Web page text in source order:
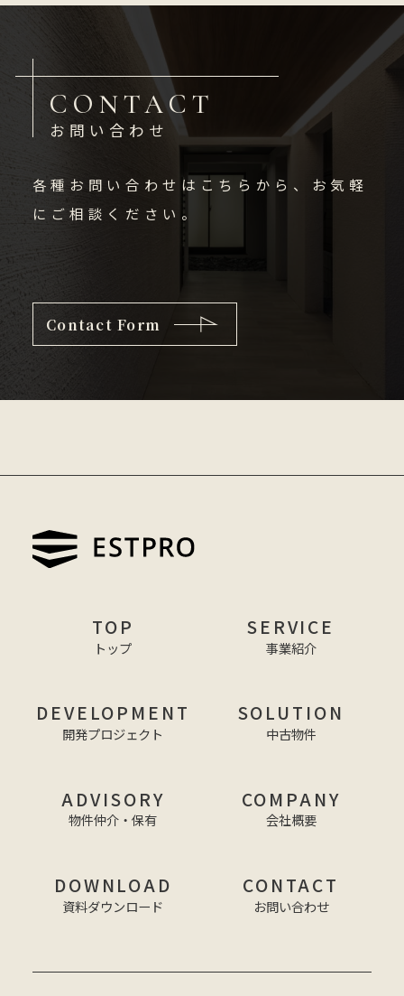
CONTACT
お問い合わせ
各種お問い合わせはこちらから、お気軽
にご相談ください。
Contact Form
TOP
トップ
SERVICE
事業紹介
DEVELOPMENT
開発プロジェクト
SOLUTION
中古物件
ADVISORY
物件仲介・保有
COMPANY
会社概要
DOWNLOAD
資料ダウンロード
CONTACT
お問い合わせ